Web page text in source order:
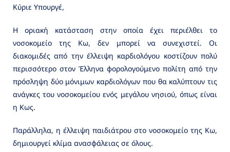
Κύριε Υπουργέ,
Η οριακή κατάσταση στην οποία έχει περιέλθει το
νοσοκομείο της Κω, δεν μπορεί να συνεχιστεί. Οι
διακομιδές από την έλλειψη καρδιολόγου κοστίζουν πολύ
περισσότερο στον Έλληνα φορολογούμενο πολίτη από την
πρόσληψη δύο μόνιμων καρδιολόγων που θα καλύπτουν τις
ανάγκες του νοσοκομείου ενός μεγάλου νησιού, όπως είναι
η Κως.
Παράλληλα, η έλλειψη παιδιάτρου στο νοσοκομείο της Κω,
δημιουργεί κλίμα ανασφάλειας σε όλους.